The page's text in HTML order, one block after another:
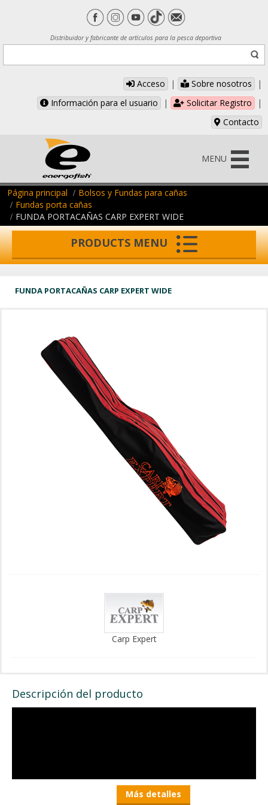
Distribuidor y fabricante de artículos para la pesca deportiva
Acceso | Sobre nosotros
|
Información para el usuario
| Solicitar Registro
|
Contacto
MENU
Página principal
Bolsos y Fundas para cañas
Fundas porta cañas
FUNDA PORTACAÑAS CARP EXPERT WIDE
PRODUCTS MENU
FUNDA PORTACAÑAS CARP EXPERT WIDE
Carp Expert
Descripción del producto
Más detalles